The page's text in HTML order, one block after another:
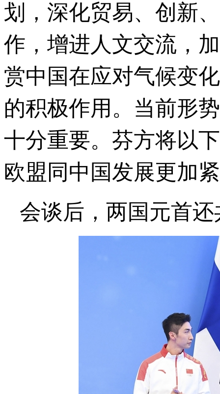
划，深化贸易、创新
作，增进人文交流，
赏中国在应对气候变
的积极作用。当前形
十分重要。芬方将以
欧盟同中国发展更加
会谈后，两国元首